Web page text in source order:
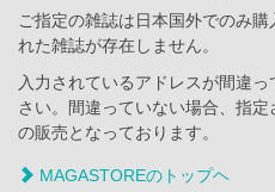
ご指定の雑誌は日本国外でのみ
れた雑誌が存在しません。
入力されているアドレスが間違
さい。間違っていない場合、指
の販売となっております。
MAGASTOREのトップヘ